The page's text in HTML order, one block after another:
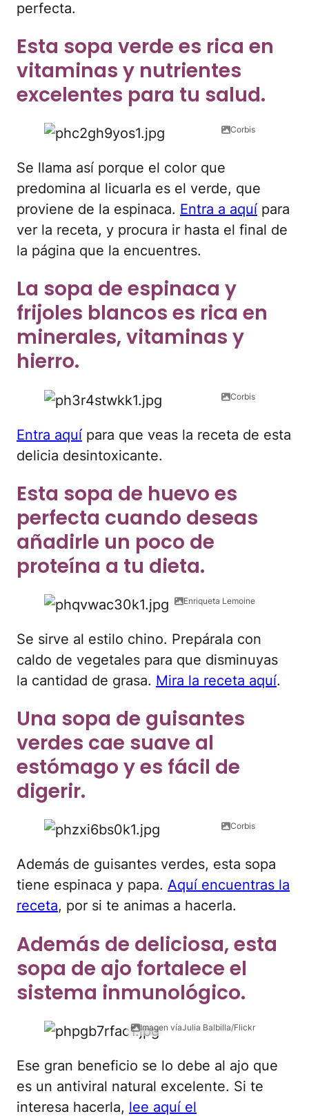
perfecta.
Esta sopa verde es rica en
vitaminas y nutrientes
excelentes para tu salud.
Corbis
Se llama así porque el color que
predomina al licuarla es el verde, que
proviene de la espinaca. Entra a aquí para
ver la receta, y procura ir hasta el final de
la página que la encuentres.
La sopa de espinaca y
frijoles blancos es rica en
minerales, vitaminas y
hierro.
Corbis
Entra aquí para que veas la receta de esta
delicia desintoxicante.
Esta sopa de huevo es
perfecta cuando deseas
añadirle un poco de
proteína a tu dieta.
Enriqueta Lemoine
Se sirve al estilo chino. Prepárala con
caldo de vegetales para que disminuyas
la cantidad de grasa. Mira la receta aquí.
Una sopa de guisantes
verdes cae suave al
estómago y es fácil de
digerir.
Corbis
Además de guisantes verdes, esta sopa
tiene espinaca y papa. Aquí encuentras la
receta, por si te animas a hacerla.
Además de deliciosa, esta
sopa de ajo fortalece el
sistema inmunológico.
Imagen víaJulia Balbilla/Flickr
Ese gran beneficio se lo debe al ajo que
es un antiviral natural excelente. Si te
interesa hacerla, lee aquí el